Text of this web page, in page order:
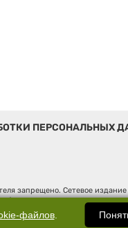
ПЕРСОНАЛЬНЫХ
запрещено. Сетевое
Регистрационный номер
3, оф. 7015 Фактический
файлов.